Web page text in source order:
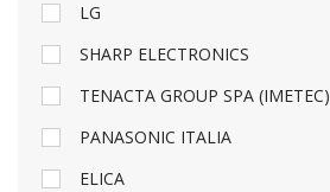
LG
SHARP ELECTRONICS
TENACTA GROUP SPA (IMETEC)
PANASONIC ITALIA
ELICA